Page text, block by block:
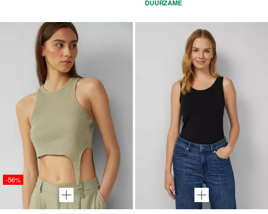
DUURZAME
-56%